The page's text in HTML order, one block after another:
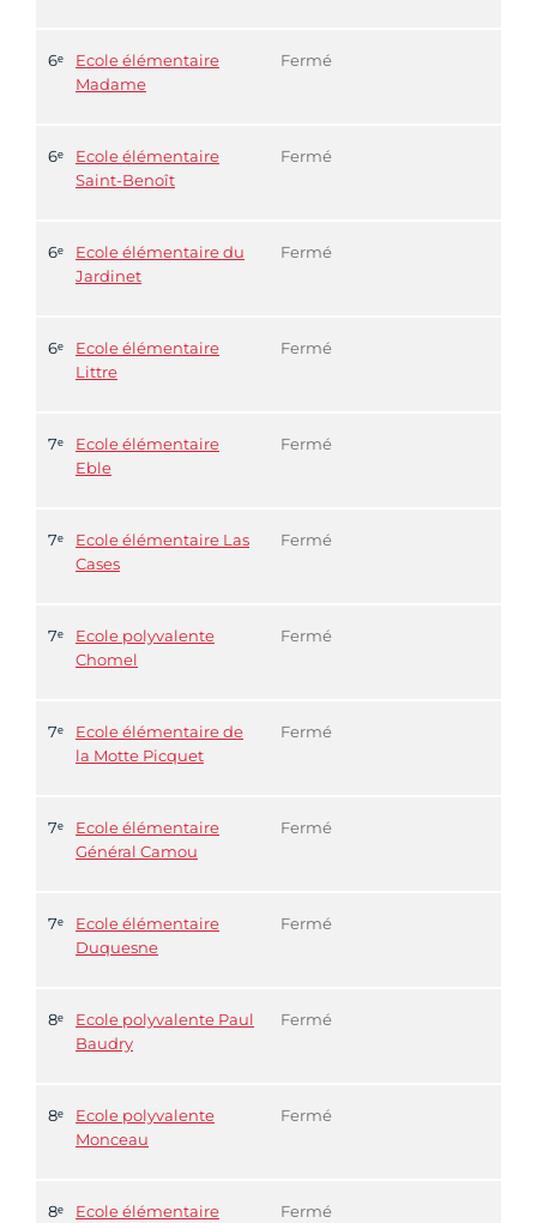
6ᵉ
Ecole élémentaire
Madame
Fermé
6ᵉ
Ecole élémentaire
Saint-Benoît
Fermé
6ᵉ
Ecole élémentaire du
Jardinet
Fermé
6ᵉ
Ecole élémentaire
Littre
Fermé
7ᵉ
Ecole élémentaire
Eble
Fermé
7ᵉ
Ecole élémentaire Las
Cases
Fermé
7ᵉ
Ecole polyvalente
Chomel
Fermé
7ᵉ
Ecole élémentaire de
la Motte Picquet
Fermé
7ᵉ
Ecole élémentaire
Général Camou
Fermé
7ᵉ
Ecole élémentaire
Duquesne
Fermé
8ᵉ
Ecole polyvalente Paul
Baudry
Fermé
8ᵉ
Ecole polyvalente
Monceau
Fermé
8ᵉ
Ecole élémentaire
Fermé